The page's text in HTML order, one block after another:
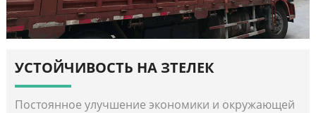
УСТОЙЧИВОСТЬ НА ЗТЕЛЕК
Постоянное улучшение экономики и окружающей